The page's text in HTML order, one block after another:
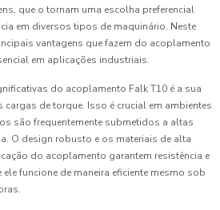
que o tornam uma escolha preferencial
em diversos tipos de maquinário. Neste
vantagens que fazem do acoplamento
em aplicações industriais.
do acoplamento Falk T10 é a sua
de torque. Isso é crucial em ambientes
são frequentemente submetidos a altas
O design robusto e os materiais de alta
do acoplamento garantem resistência e
funcione de maneira eficiente mesmo sob